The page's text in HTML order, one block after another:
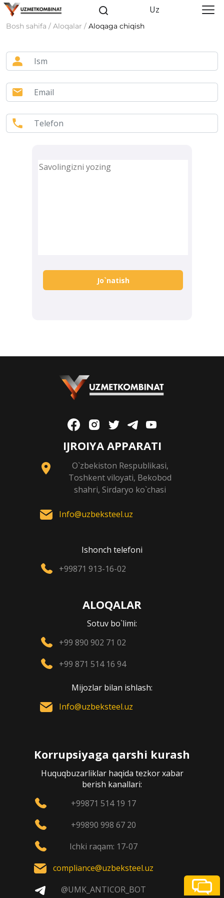
Uz
Bosh sahifa / Aloqalar / Aloqaga chiqish
Jo`natish
IJROIYA APPARATI
O`zbekiston Respublikasi,
Toshkent viloyati, Bekobod
shahri, Sirdaryo ko`chasi
Info@uzbeksteel.uz
Ishonch telefoni
+99871 913-16-02
ALOQALAR
Sotuv bo`limi:
+99 890 902 71 02
+99 871 514 16 94
Mijozlar bilan ishlash:
Info@uzbeksteel.uz
Korrupsiyaga qarshi kurash
Huquqbuzarliklar haqida tezkor xabar
berish kanallari:
+99871 514 19 17
+99890 998 67 20
Ichki raqam: 17-07
compliance@uzbeksteel.uz
@UMK_ANTICOR_BOT